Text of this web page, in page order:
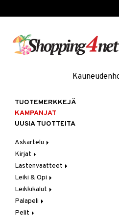
TUOTEMERKKEJÄ
KAMPANJAT
UUSIA TUOTTEITA
Askartelu
Askartelumateriaalit
Askartelusetti
Helmet
Koulutarvikkeet
Muovailuvaha
Piirrä ja maalaa
Kirjat
Askartelukirjat
Maalauskirjat
Päiväkirjat
Lastenvaatteet
Alaosat
Leggingsit
Alusvaatteet & Sukat
Kengät
Mekot
Leiki & Opi
Opetuslelut
Oppimispelit
Soittimet
Leikkikalut
Ajoneuvot
Autoradat
Eläimet
Palapeli
1000 palaa
Pelit